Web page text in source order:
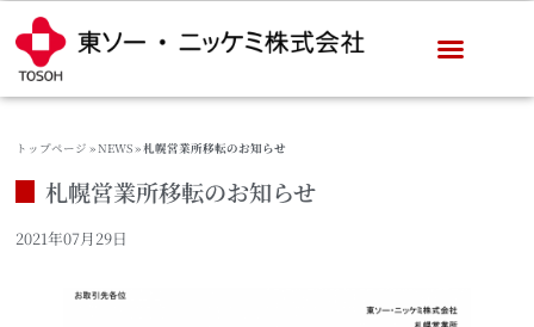
トップページ »NEWS»札幌営業所移転のお知らせ
札幌営業所移転のお知らせ
2021年07月29日